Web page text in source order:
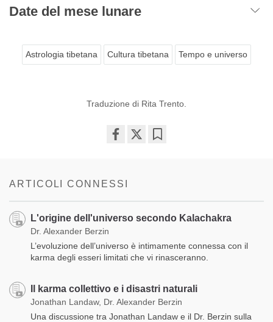
Date del mese lunare
Astrologia tibetana Cultura tibetana Tempo e universo
Traduzione di Rita Trento.
ARTICOLI CONNESSI
L'origine dell'universo secondo Kalachakra
Dr. Alexander Berzin
L’evoluzione dell’universo è intimamente connessa con il
karma degli esseri limitati che vi rinasceranno.
Il karma collettivo e i disastri naturali
Jonathan Landaw, Dr. Alexander Berzin
Una discussione tra Jonathan Landaw e il Dr. Berzin sulla